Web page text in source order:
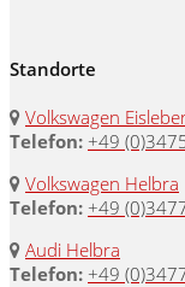
Standorte
Volkswagen
Telefon: +49
Volkswagen Helbra
Telefon: +49
Audi Helbra
Telefon: +49